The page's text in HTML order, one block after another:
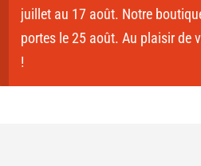
juillet au 17 août. Notre
portes le 25 août. Au plaisir de
!